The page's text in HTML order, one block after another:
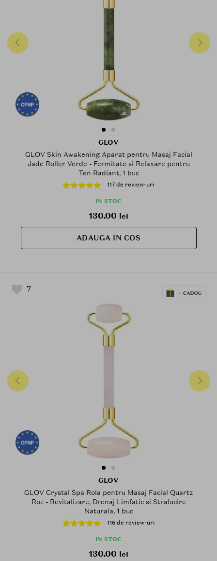
GLOV
GLOV Skin Awakening Aparat pentru Masaj Facial
Jade Roller Verde - Fermitate si Relaxare pentru
Ten Radiant, 1 buc
117 de review-uri
IN STOC
130.00 lei
ADAUGA IN COS
7
GLOV
GLOV Crystal Spa Rola pentru Masaj Facial Quartz
Roz - Revitalizare, Drenaj Limfatic si Stralucire
Naturala, 1 buc
116 de review-uri
IN STOC
130.00 lei